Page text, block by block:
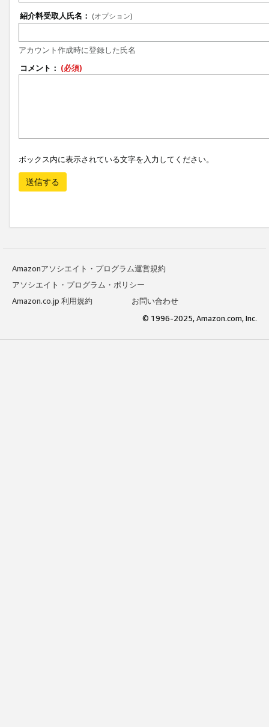
紹介料受取人氏名： (オプション)
アカウント作成時に登録した氏名
コメント： (必須)
ボックス内に表示されている文字を入力してください。
送信する
Amazonアソシエイト・プログラム運営規約
アソシエイト・プログラム・ポリシー
Amazon.co.jp 利用規約
お問い合わせ
© 1996-2025, Amazon.com, Inc.